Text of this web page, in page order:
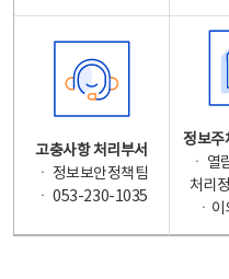
고충사항 처리부서
ㆍ 정보보안정책팀
ㆍ 053-230-1035
정보주
ㆍ 열
처리
ㆍ